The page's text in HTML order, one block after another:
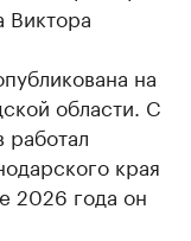
Виктора
на
области. С
края
2026 года он